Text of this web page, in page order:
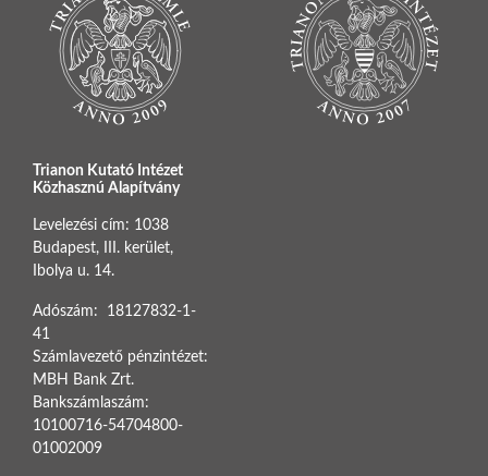
Trianon Kutató Intézet
Közhasznú Alapítvány
Levelezési cím: 1038
Budapest, III. kerület,
Ibolya u. 14.
Adószám: 18127832-1-
41
Számlavezető pénzintézet:
MBH Bank Zrt.
Bankszámlaszám:
10100716-54704800-
01002009